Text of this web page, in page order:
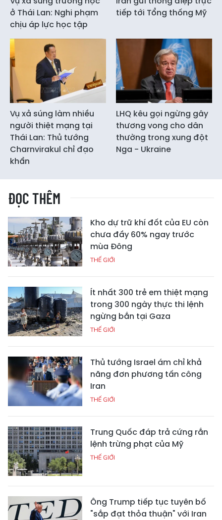
ở Thái Lan: Nghi phạm
chịu áp lực học tập
tiếp tới Tổng thống Mỹ
Vụ xả súng làm nhiều
người thiệt mạng tại
Thái Lan: Thủ tướng
Charnvirakul chỉ đạo
khẩn
LHQ kêu gọi ngừng gây
thương vong cho dân
thường trong xung đột
Nga - Ukraine
ĐỌC THÊM
Kho dự trữ khí đốt của EU còn
chưa đầy 60% ngay trước
mùa Đông
THẾ GIỚI
Ít nhất 300 trẻ em thiệt mạng
trong 300 ngày thực thi lệnh
ngừng bắn tại Gaza
THẾ GIỚI
Thủ tướng Israel ám chỉ khả
năng đơn phương tấn công
Iran
THẾ GIỚI
Trung Quốc đáp trả cứng rắn
lệnh trừng phạt của Mỹ
THẾ GIỚI
Ông Trump tiếp tục tuyên bố
"sắp đạt thỏa thuận" với Iran